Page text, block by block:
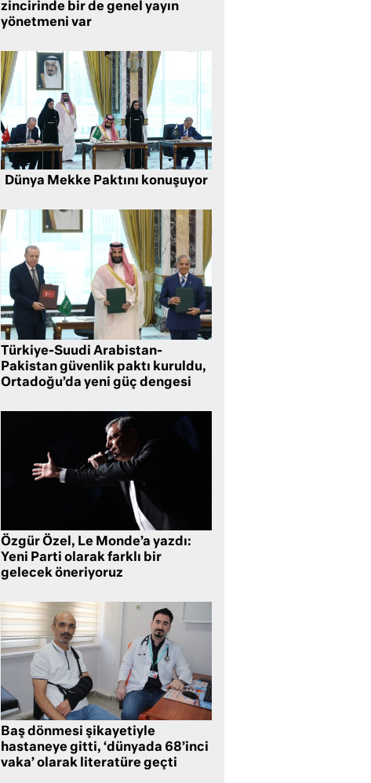
zincirinde bir de genel yayın
yönetmeni var
Dünya Mekke Paktını konuşuyor
Türkiye-Suudi Arabistan-
Pakistan güvenlik paktı kuruldu,
Ortadoğu’da yeni güç dengesi
Özgür Özel, Le Monde’a yazdı:
Yeni Parti olarak farklı bir
gelecek öneriyoruz
Baş dönmesi şikayetiyle
hastaneye gitti, ‘dünyada 68’inci
vaka’ olarak literatüre geçti